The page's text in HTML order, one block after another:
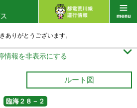
ありがとうございます。
情報を非表示にする 
ルート図
臨海２８－２